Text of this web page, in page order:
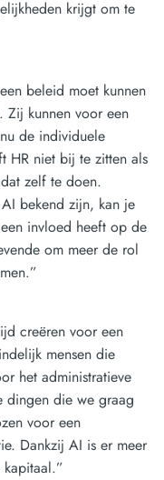
krijgt om te
beleid moet kunnen
Zij kunnen voor een
de individuele
HR niet bij te zitten als
zelf te doen.
bekend zijn, kan je
invloed heeft op de
om meer de rol
creëren voor een
mensen die
het administratieve
dingen die we graag
voor een
Dankzij AI is er meer